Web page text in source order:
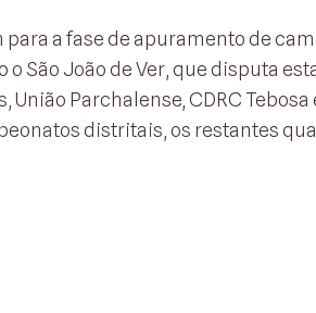
a fase de apuramento de
São João de Ver, que disputa
União Parchalense, CDRC
distritais, os restantes